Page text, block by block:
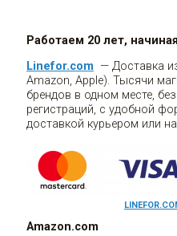
Работаем 20 лет,
Linefor.com — Доставка
Amazon, Apple). Тысячи
брендов в одном месте,
регистраций, с удобной
доставкой курьером или
Amazon.com